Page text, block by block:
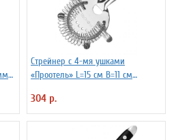
Стрейнер с 4-мя ушками
«Проотель» L=15 см B=11 см
304 р.